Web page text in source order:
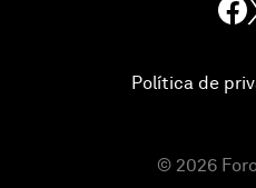
Política de
© 2026